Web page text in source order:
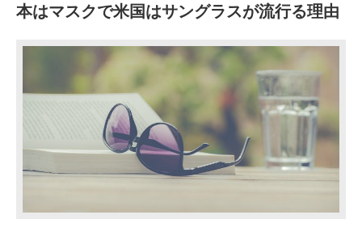
本はマスクで米国はサングラスが流行る理由